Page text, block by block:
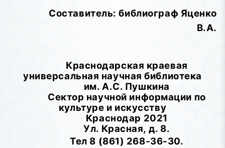
Составитель: библиограф Яценко
В.А.
Краснодарская краевая
универсальная научная библиотека
им. А.С. Пушкина
Сектор научной информации по
культуре и искусству
Краснодар 2021
Ул. Красная, д. 8.
Тел 8 (861) 268-36-30.